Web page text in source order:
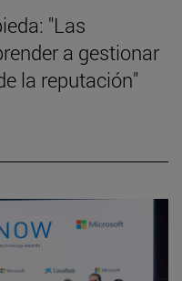
"Las
a gestionar
la reputación"